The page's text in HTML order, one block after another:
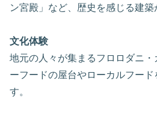
ン宮殿」など、歴史を感じる建築
文化体験
地元の人々が集まるフロロダニ
ーフードの屋台やローカルフード
す。